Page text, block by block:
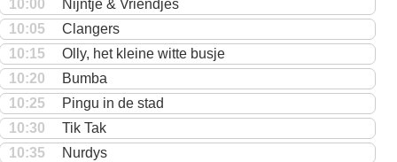
10:00
Nijntje & Vriendjes
10:05
Clangers
10:15
Olly, het kleine witte busje
10:20
Bumba
10:25
Pingu in de stad
10:30
Tik Tak
10:35
Nurdys